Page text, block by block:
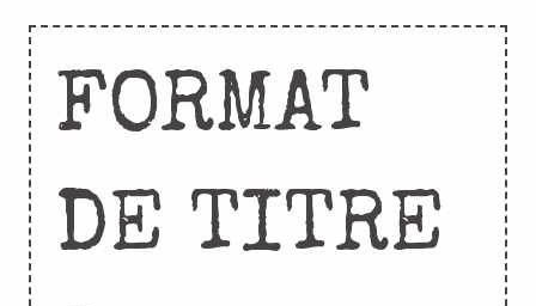
FORMAT
DE TITRE